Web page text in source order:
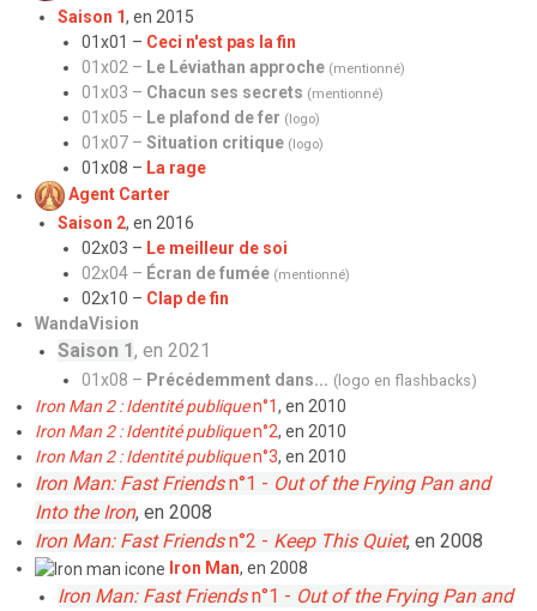
Saison 1, en 2015
01x01 – Ceci n'est pas la fin
01x02 – Le Léviathan approche (mentionné)
01x03 – Chacun ses secrets (mentionné)
01x05 – Le plafond de fer (logo)
01x07 – Situation critique (logo)
01x08 – La rage
Agent Carter
Saison 2, en 2016
02x03 – Le meilleur de soi
02x04 – Écran de fumée (mentionné)
02x10 – Clap de fin
WandaVision
Saison 1, en 2021
01x08 – Précédemment dans... (logo en flashbacks)
Iron Man 2 : Identité publiquen°1, en 2010
Iron Man 2 : Identité publiquen°2, en 2010
Iron Man 2 : Identité publiquen°3, en 2010
Iron Man: Fast Friendsn°1 - Out of the Frying Pan and
Into the Iron, en 2008
Iron Man: Fast Friendsn°2 - Keep This Quiet, en 2008
Iron Man, en 2008
Iron Man: Fast Friendsn°1 - Out of the Frying Pan and